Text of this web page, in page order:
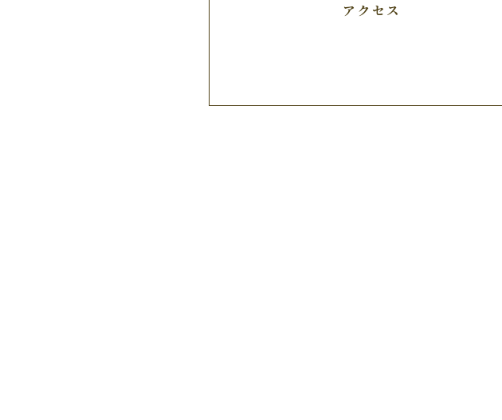
アクセス